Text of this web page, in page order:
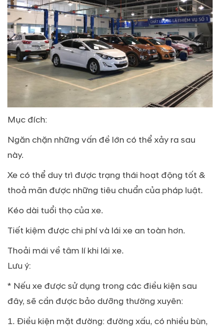
Mục đích:
Ngăn chặn những vấn đề lớn có thể xảy ra sau
này.
Xe có thể duy trì được trạng thái hoạt động tốt &
thoả mãn được những tiêu chuẩn của pháp luật.
Kéo dài tuổi thọ của xe.
Tiết kiệm được chi phí và lái xe an toàn hơn.
Thoải mái về tâm lí khi lái xe.
Lưu ý:
* Nếu xe được sử dụng trong các điều kiện sau
đây, sẽ cần được bảo dưỡng thường xuyên:
1. Điều kiện mặt đường: đường xấu, có nhiều bùn,